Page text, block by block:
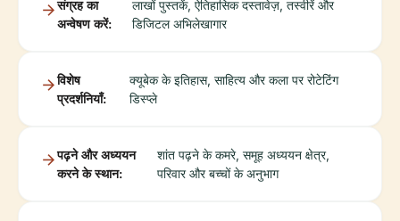
संग्रह का
अन्वेषण करें:
लाखों पुस्तकें, ऐतिहासिक दस्तावेज़, तस्वीरें और
डिजिटल अभिलेखागार
विशेष
प्रदर्शनियाँ:
क्यूबेक के इतिहास, साहित्य और कला पर रोटेटिंग
डिस्प्ले
पढ़ने और अध्ययन
करने के स्थान:
शांत पढ़ने के कमरे, समूह अध्ययन क्षेत्र,
परिवार और बच्चों के अनुभाग